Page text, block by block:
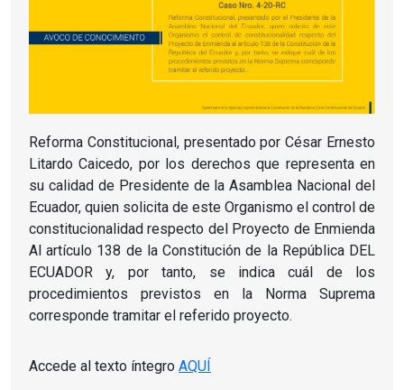
Reforma Constitucional, presentado por César Ernesto
Litardo Caicedo, por los derechos que representa en
su calidad de Presidente de la Asamblea Nacional del
Ecuador, quien solicita de este Organismo el control de
constitucionalidad respecto del Proyecto de Enmienda
Al artículo 138 de la Constitución de la República DEL
ECUADOR y, por tanto, se indica cuál de los
procedimientos previstos en la Norma Suprema
corresponde tramitar el referido proyecto.
Accede al texto íntegro AQUÍ